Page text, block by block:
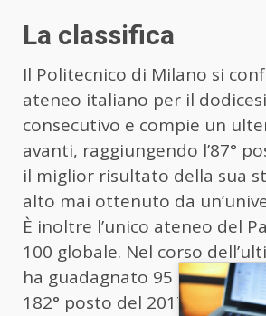
La classifica
Il Politecnico di Milano si
ateneo italiano per il
consecutivo e compie un
avanti, raggiungendo l’87°
il miglior risultato della sua
alto mai ottenuto da
È inoltre l’unico ateneo del
100 globale. Nel corso
ha guadagnato 95 posizioni,
182° posto del 2017.